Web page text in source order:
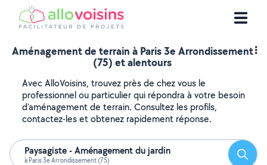
Aménagement de terrain à Paris 3e Arrondissement
(75) et alentours
Avec AlloVoisins, trouvez près de chez vous le
professionnel ou particulier qui répondra à votre besoin
d'aménagement de terrain. Consultez les profils,
contactez-les et obtenez rapidement réponse.
Paysagiste - Aménagement du jardin
à Paris 3e Arrondissement (75)